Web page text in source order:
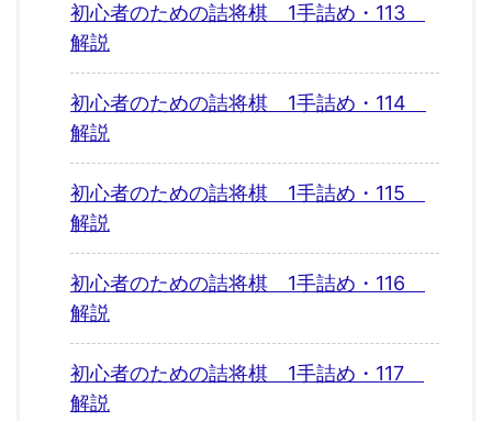
初心者のための詰将棋 1手詰め・113
解説
初心者のための詰将棋 1手詰め・114
解説
初心者のための詰将棋 1手詰め・115
解説
初心者のための詰将棋 1手詰め・116
解説
初心者のための詰将棋 1手詰め・117
解説